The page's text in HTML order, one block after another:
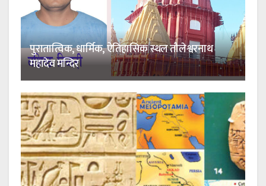
पुरातात्विक, धार्मिक, ऐतिहासिक स्थल तौलेश्वरनाथ
महादेव मन्दिर